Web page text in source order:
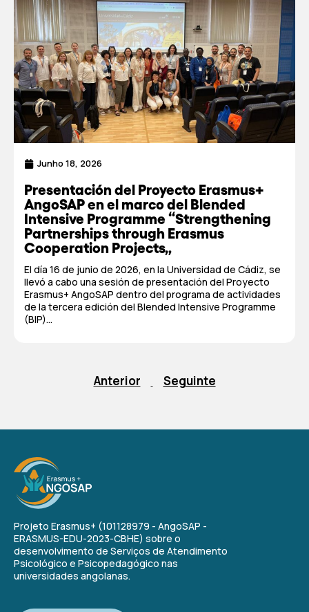
Junho 18, 2026
Presentación del Proyecto Erasmus+
AngoSAP en el marco del Blended
Intensive Programme “Strengthening
Partnerships through Erasmus
Cooperation Projects”
El día 16 de junio de 2026, en la Universidad de Cádiz, se
llevó a cabo una sesión de presentación del Proyecto
Erasmus+ AngoSAP dentro del programa de actividades
de la tercera edición del Blended Intensive Programme
(BIP)...
Anterior Seguinte
Projeto Erasmus+ (101128979 - AngoSAP -
ERASMUS-EDU-2023-CBHE) sobre o
desenvolvimento de Serviços de Atendimento
Psicológico e Psicopedagógico nas
universidades angolanas.